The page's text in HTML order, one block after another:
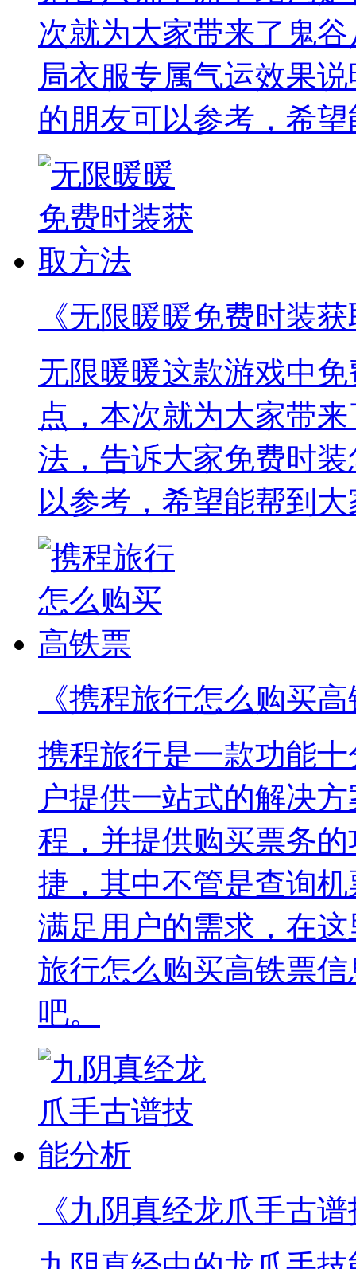
次就为大家带来了鬼
局衣服专属气运效果
的朋友可以参考，希
《无限暖暖免费时装
无限暖暖这款游戏中
点，本次就为大家带
法，告诉大家免费时
以参考，希望能帮到
《携程旅行怎么购买
携程旅行是一款功能
户提供一站式的解决
程，并提供购买票务
捷，其中不管是查询
满足用户的需求，在
旅行怎么购买高铁票
吧。
《九阴真经龙爪手古